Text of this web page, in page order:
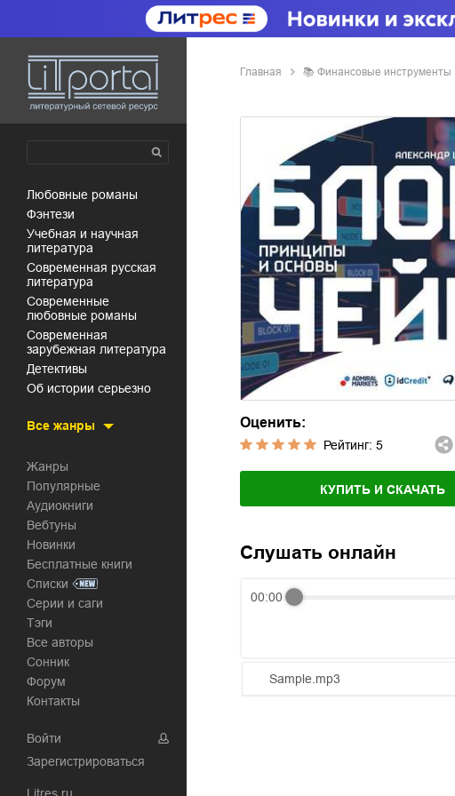
любовные романы
фэнтези
учебная и научная
литература
современная русская
литература
современные
любовные романы
современная
зарубежная литература
детективы
об истории серьезно
Все жанры
Жанры
Популярные
Аудиокниги
Вебтуны
Новинки
Бесплатные книги
Списки
Серии и саги
Тэги
Все авторы
Сонник
Форум
Контакты
Войти
Зарегистрироваться
Главная 📚 финансовые инструменты
Оценить:
Рейтинг: 5
КУПИТЬ И СКАЧАТЬ
Слушать онлайн
00:00
Sample.mp3